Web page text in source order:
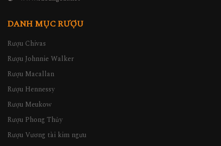
DANH MỤC RƯỢU
Rượu Chivas
Rượu Johnnie Walker
Rượu Macallan
Rượu Hennessy
Rượu Meukow
Rượu Phong Thủy
Rượu Vương tài kim ngưu